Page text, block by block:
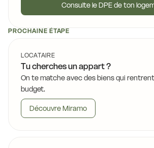
Consulte le DPE de ton
PROCHAINE ÉTAPE
LOCATAIRE
Tu cherches un appart ?
On te matche avec des biens qui
budget.
Découvre Miramo